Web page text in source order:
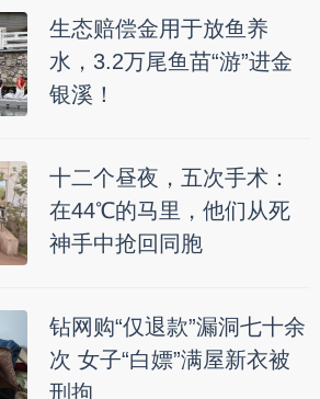
生态赔偿金用于放鱼养
水，3.2万尾鱼苗“游”进金
银溪！
十二个昼夜，五次手术：
在44℃的马里，他们从死
神手中抢回同胞
钻网购“仅退款”漏洞七十余
次 女子“白嫖”满屋新衣被
刑拘